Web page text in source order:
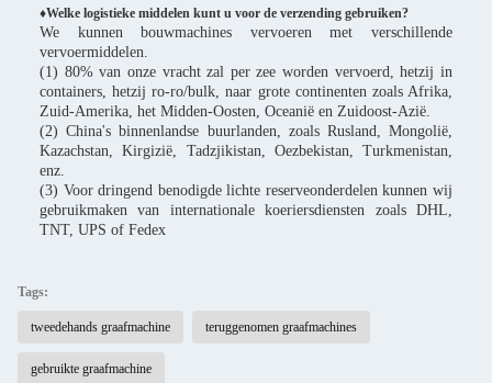
♦Welke logistieke middelen kunt u voor de verzending gebruiken?
We kunnen bouwmachines vervoeren met verschillende
vervoermiddelen.
(1) 80% van onze vracht zal per zee worden vervoerd, hetzij in
containers, hetzij ro-ro/bulk, naar grote continenten zoals Afrika,
Zuid-Amerika, het Midden-Oosten, Oceanië en Zuidoost-Azië.
(2) China's binnenlandse buurlanden, zoals Rusland, Mongolië,
Kazachstan, Kirgizië, Tadzjikistan, Oezbekistan, Turkmenistan,
enz.
(3) Voor dringend benodigde lichte reserveonderdelen kunnen wij
gebruikmaken van internationale koeriersdiensten zoals DHL,
TNT, UPS of Fedex
Tags:
tweedehands graafmachine teruggenomen graafmachines
gebruikte graafmachine